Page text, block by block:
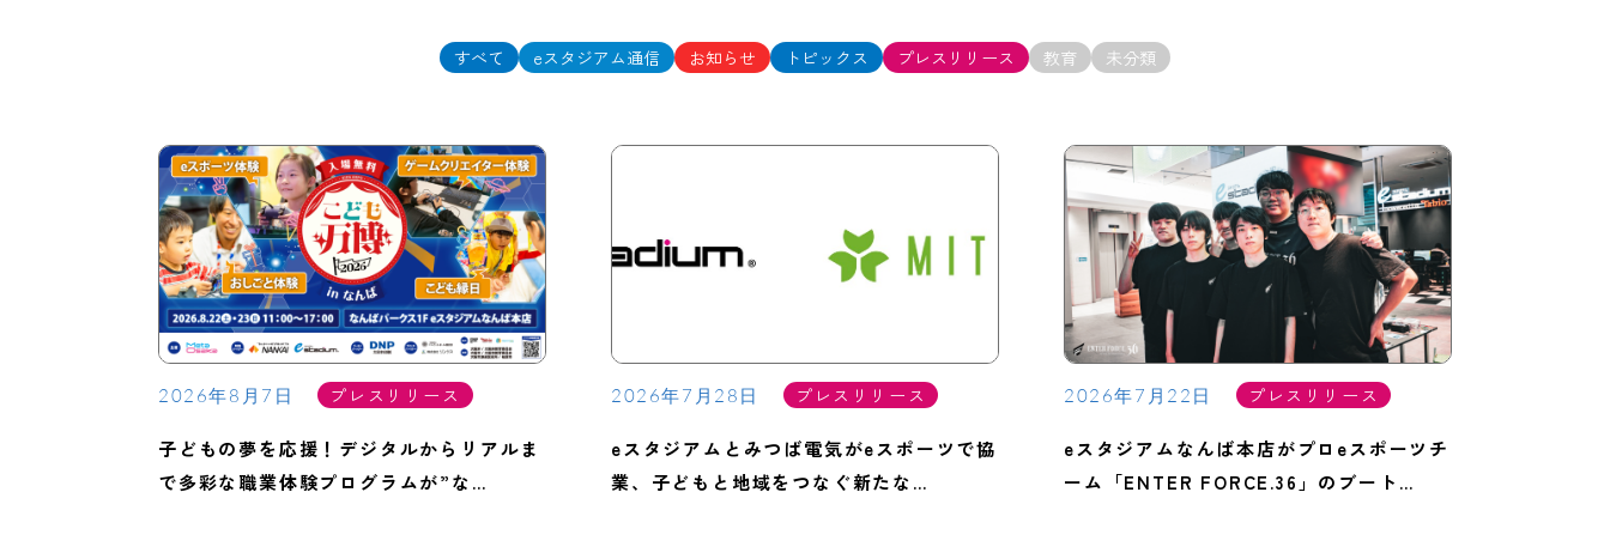
すべて eスタジアム通信 お知らせ トピックス プレスリリース 教育 未分類
2026年8月7日 プレスリリース
子どもの夢を応援！デジタルからリアルま
で多彩な職業体験プログラムが”な…
2026年7月28日 プレスリリース
eスタジアムとみつば電気がeスポーツで協
業、子どもと地域をつなぐ新たな…
2026年7月22日 プレスリリース
eスタジアムなんば本店がプロeスポーツチ
ーム「ENTER FORCE.36」のブート…